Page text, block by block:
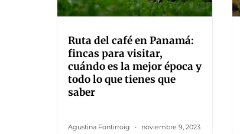
Ruta del café en Panamá:
fincas para visitar,
cuándo es la mejor época y
todo lo que tienes que
saber
Agustina Fontirroig noviembre 9, 2023